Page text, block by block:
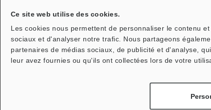
Ce site web utilise des cookies.
Les cookies nous permettent de personnaliser le contenu
sociaux et d'analyser notre trafic. Nous partageons
partenaires de médias sociaux, de publicité et d'analyse,
leur avez fournies ou qu'ils ont collectées lors de votre